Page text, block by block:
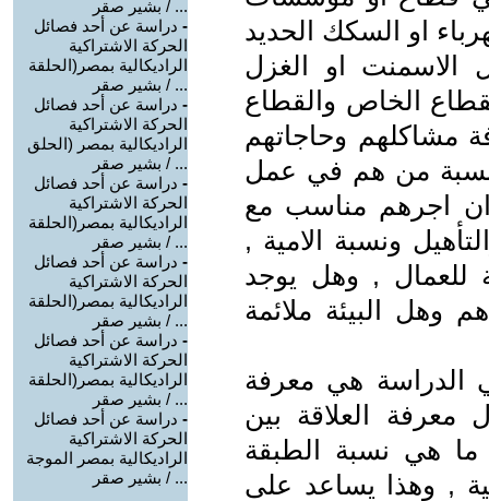
او السكك الحديد
الاسمنت او الغزل
الخاص والقطاع
مشاكلهم وحاجاتهم
من هم في عمل
اجرهم مناسب مع
ونسبة الامية ,
للعمال , وهل يوجد
وهل البيئة ملائمة
الدراسة هي معرفة
معرفة العلاقة بين
ما هي نسبة الطبقة
, وهذا يساعد على
... / بشير صقر
- دراسة عن أحد فصائل
الحركة الاشتراكية
الراديكالية بمصر(الحلقة
... / بشير صقر
- دراسة عن أحد فصائل
الحركة الاشتراكية
الراديكالية بمصر (الحلق
... / بشير صقر
- دراسة عن أحد فصائل
الحركة الاشتراكية
الراديكالية بمصر(الحلقة
... / بشير صقر
- دراسة عن أحد فصائل
الحركة الاشتراكية
الراديكالية بمصر(الحلقة
... / بشير صقر
- دراسة عن أحد فصائل
الحركة الاشتراكية
الراديكالية بمصر(الحلقة
... / بشير صقر
- دراسة عن أحد فصائل
الحركة الاشتراكية
الراديكالية بمصر الموجة
... / بشير صقر